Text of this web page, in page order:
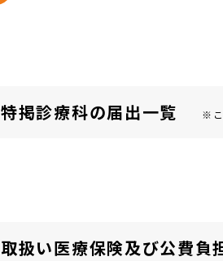
特掲診療科の届出⼀覧 ※こ
取扱い医療保険及び公費負